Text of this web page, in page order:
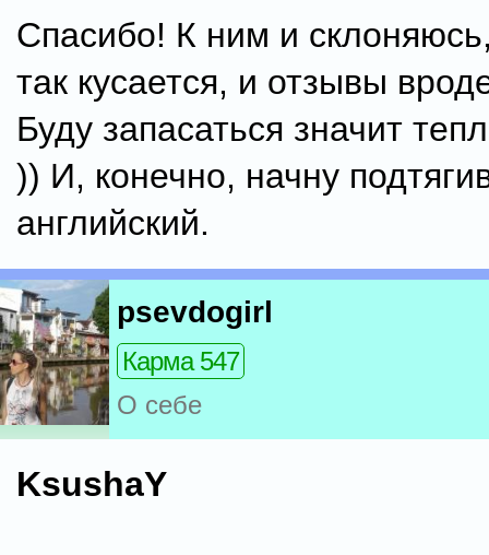
Спасибо! К ним и
так кусается, и отзывы
Буду запасаться значит
)) И, конечно, начну
английский.
psevdogirl
Карма 547
О себе
KsushaY